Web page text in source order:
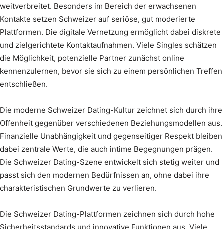
weitverbreitet. Besonders im Bereich der erwachsenen
Kontakte setzen Schweizer auf seriöse, gut moderierte
Plattformen. Die digitale Vernetzung ermöglicht dabei diskrete
und zielgerichtete Kontaktaufnahmen. Viele Singles schätzen
die Möglichkeit, potenzielle Partner zunächst online
kennenzulernen, bevor sie sich zu einem persönlichen Treffen
entschließen.
Die moderne Schweizer Dating-Kultur zeichnet sich durch ihre
Offenheit gegenüber verschiedenen Beziehungsmodellen aus.
Finanzielle Unabhängigkeit und gegenseitiger Respekt bleiben
dabei zentrale Werte, die auch intime Begegnungen prägen.
Die Schweizer Dating-Szene entwickelt sich stetig weiter und
passt sich den modernen Bedürfnissen an, ohne dabei ihre
charakteristischen Grundwerte zu verlieren.
Die Schweizer Dating-Plattformen zeichnen sich durch hohe